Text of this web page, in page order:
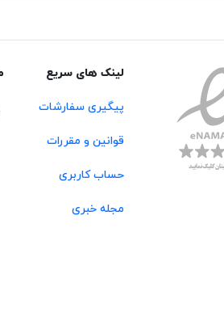
لینک های سریع
پیگیری سفارشات
قوانین و مقررات
حساب کاربری
مجله خبری